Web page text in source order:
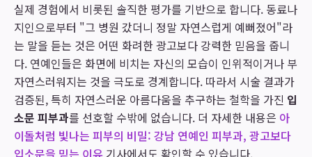
실제 경험에서 비롯된 솔직한 평가를 기반으로 합니다. 동료나
지인으로부터 "그 병원 갔더니 정말 자연스럽게 예뻐졌어"라
는 말을 듣는 것은 어떤 화려한 광고보다 강력한 믿음을 줍니
다. 연예인들은 화면에 비치는 자신의 모습이 인위적이거나 부
자연스러워지는 것을 극도로 경계합니다. 따라서 시술 결과가
검증된, 특히 자연스러운 아름다움을 추구하는 철학을 가진 입
소문 피부과를 선호할 수밖에 없습니다. 더 자세한 내용은 아
이돌처럼 빛나는 피부의 비밀: 강남 연예인 피부과, 광고보다
입소문을 믿는 이유 기사에서도 확인할 수 있습니다.